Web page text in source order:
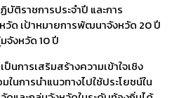
ติราชการประจำปี และการ
วัด เป้าหมายการพัฒนาจังหวัด 20 ปี
งหวัด 10 ปี
นการเสริมสร้างความเข้าใจเชิง
นการนำแนวทางไปใช้ประโยชน์ใน